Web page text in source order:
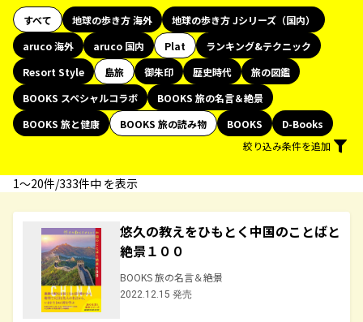
すべて 地球の歩き方 海外
地球の歩き方 Jシリーズ（国内）
aruco 海外
aruco 国内 Plat
ランキング&テクニック
Resort Style
島旅 御朱印 歴史時代
旅の図鑑
BOOKS スペシャルコラボ
BOOKS 旅の名言＆絶景
BOOKS 旅と健康
BOOKS 旅の読み物 BOOKS
D-Books
絞り込み条件を追加
1〜20件/333件中 を表示
悠久の教えをひもとく中国のことばと
絶景１００
BOOKS 旅の名言＆絶景
2022.12.15 発売